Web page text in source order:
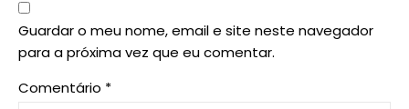
Guardar o meu nome, email e site neste navegador
para a próxima vez que eu comentar.
Comentário *